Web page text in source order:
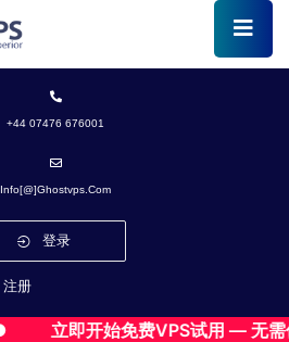
+44 07476 676001
Info[@]ghostvps.com
登录
注册
立即开始免费VPS试用 — 无需信用